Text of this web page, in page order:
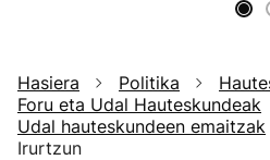
Hasiera Politika
Foru eta Udal Hauteskundeak
Udal hauteskundeen emaitzak
Irurtzun